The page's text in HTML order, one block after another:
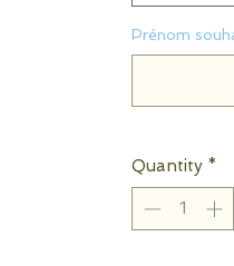
Prénom
Quantity *